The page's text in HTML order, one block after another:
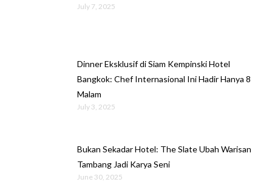
July 7, 2025
Dinner Eksklusif di Siam Kempinski Hotel
Bangkok: Chef Internasional Ini Hadir Hanya 8
Malam
July 3, 2025
Bukan Sekadar Hotel: The Slate Ubah Warisan
Tambang Jadi Karya Seni
June 30, 2025